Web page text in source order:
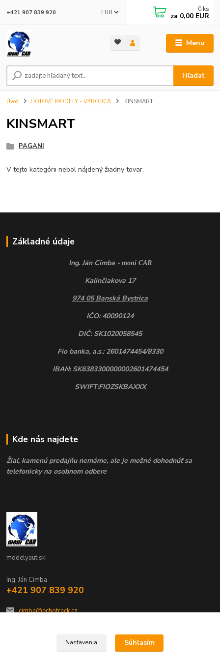
Menu
EUR
Hľadať
+421 907 839 920 0 ks
za 0,00 EUR
Úvod HOTOVÉ MODELY - VÝROBCA KINSMART
KINSMART
PAGANI
V tejto kategórii nebol nájdený žiadny tovar.
Základné údaje
Ing. Ján Cimba - moni CAR
Kalinčiakova 17
974 05 Banská Bystrica
IČO: 40090124
DIČ: SK1020058545
Fio banka, a.s.: 2601474454/8330
IBAN: SK6383300000002601474454
SWIFT:FIOZSKBAXXX
Kde nás najdete
Žiaľ, kamenú predajňu nemáme, ale je možné dohodnúť sa
telefonicky na osobnom odbere
modelyaut.sk
Ing. Ján Cimba
+421 907 839 920
cimba@echotrack.cz
Nastavenia Súhlasím